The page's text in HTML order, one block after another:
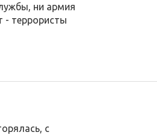
ни армия
- террористы
с